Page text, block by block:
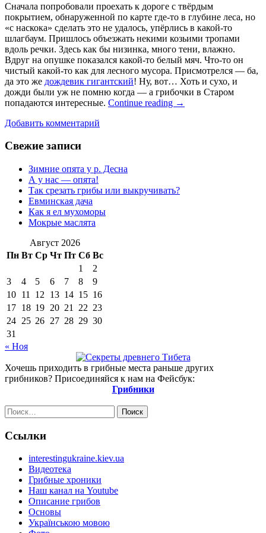
Сначала попробовали проехать к дороге с твёрдым
покрытием, обнаруженной по карте где-то в глубине леса, но
«с наскока» сделать это не удалось, упёрлись в какой-то
шлагбаум. Пришлось объезжать некими козьими тропами
вдоль речки. Здесь как бы низинка, много тени, влажно.
Вдруг на опушке показался какой-то белый мяч. Что-то он
чистый какой-то как для лесного мусора. Присмотрелся — ба,
да это же дождевик гигантский! Ну, вот… Хоть и сухо, и
дожди были уж не помню когда — а грибочки в Старом
попадаются интересные. Continue reading →
Добавить комментарий
Свежие записи
Зимние опята у р. Десна
А у нас — опята!
Так срезать грибы или выкручивать?
Евминская дача
Как я ел мухоморы
Мокрые маслята
Август 2026
Пн Вт Ср Чт Пт Сб Вс
1
2
3
4 5 6 7 8
9
10 11 12 13 14 15 16
17 18 19 20 21 22 23
24 25 26 27 28 29 30
31
« Ноя
Хочешь приходить в грибные места раньше других
грибников? Присоединяйся к нам на Фейсбук:
Грибники
Найти:
Ссылки
interestingukraine.kiev.ua
Видеотека
Грибные хроники
Наш канал на Youtube
Описание грибов
Основы
Українською мовою